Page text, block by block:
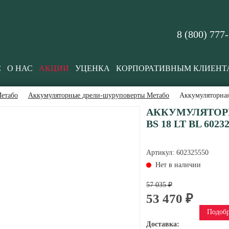
8 (800)
О НАС АКЦИИ УЦЕНКА КОРПОРАТИВНЫМ
Аккумуляторные дрели-шуруповерты Метабо
BS 18 LT BL
Артикул: 602325550
Нет в наличии
57 035 ₽
53 470 ₽
Доставка: